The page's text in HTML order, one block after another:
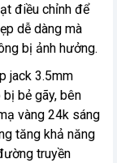
điều chỉnh để
dễ dàng mà
bị ảnh hưởng.
jack 3.5mm
bẻ gãy, bên
vàng 24k sáng
tăng khả năng
truyền